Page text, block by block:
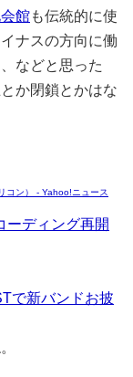
館も伝統的に使
ナスの方向に働
などと思った
か閉鎖とかはな
ン） - Yahoo!ニュース
ーディング再開
で新バンドお披